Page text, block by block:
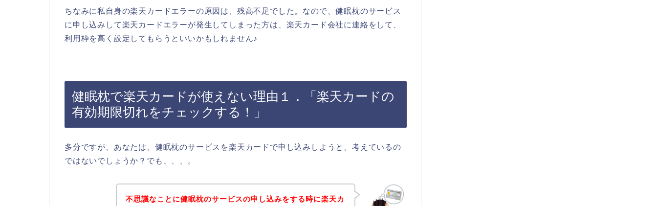
ちなみに私自身の楽天カードエラーの原因は、残高不足でした。なので、健眠枕のサービス
に申し込みして楽天カードエラーが発生してしまった方は、楽天カード会社に連絡をして、
利用枠を高く設定してもらうといいかもしれません♪
健眠枕で楽天カードが使えない理由１．「楽天カードの
有効期限切れをチェックする！」
多分ですが、あなたは、健眠枕のサービスを楽天カードで申し込みしようと、考えているの
ではないでしょうか？でも、、、。
不思議なことに健眠枕のサービスの申し込みをする時に楽天カ